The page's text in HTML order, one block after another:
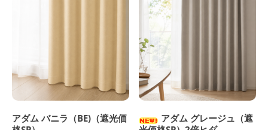
アダム バニラ（BE)（遮光価
アダム グレージュ（遮